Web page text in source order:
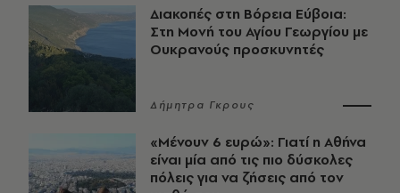
Διακοπές στη Βόρεια Εύβοια:
Στη Μονή του Αγίου Γεωργίου με
Ουκρανούς προσκυνητές
Δήμητρα Γκρους
«Μένουν 6 ευρώ»: Γιατί η Αθήνα
είναι μία από τις πιο δύσκολες
πόλεις για να ζήσεις από τον